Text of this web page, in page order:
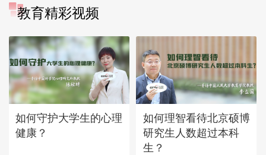
教育精彩视频
如何守护大学生的心理
健康？
如何理智看待北京硕博
研究生人数超过本科
生？